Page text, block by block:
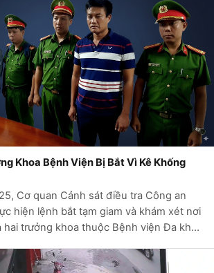
Khoa Bệnh Viện Bị Bắt Vì Kê Khống
Cơ quan Cảnh sát điều tra Công an
hiện lệnh bắt tạm giam và khám xét nơi
hai trưởng khoa thuộc Bệnh viện Đa khoa
Ngoại...